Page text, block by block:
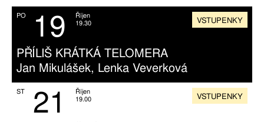
PO 19
Říjen
19.30
PŘÍLIŠ KRÁTKÁ TELOMERA
Jan Mikulášek, Lenka Veverková
VSTUPENKY
ST 21
Říjen
19.00
VSTUPENKY